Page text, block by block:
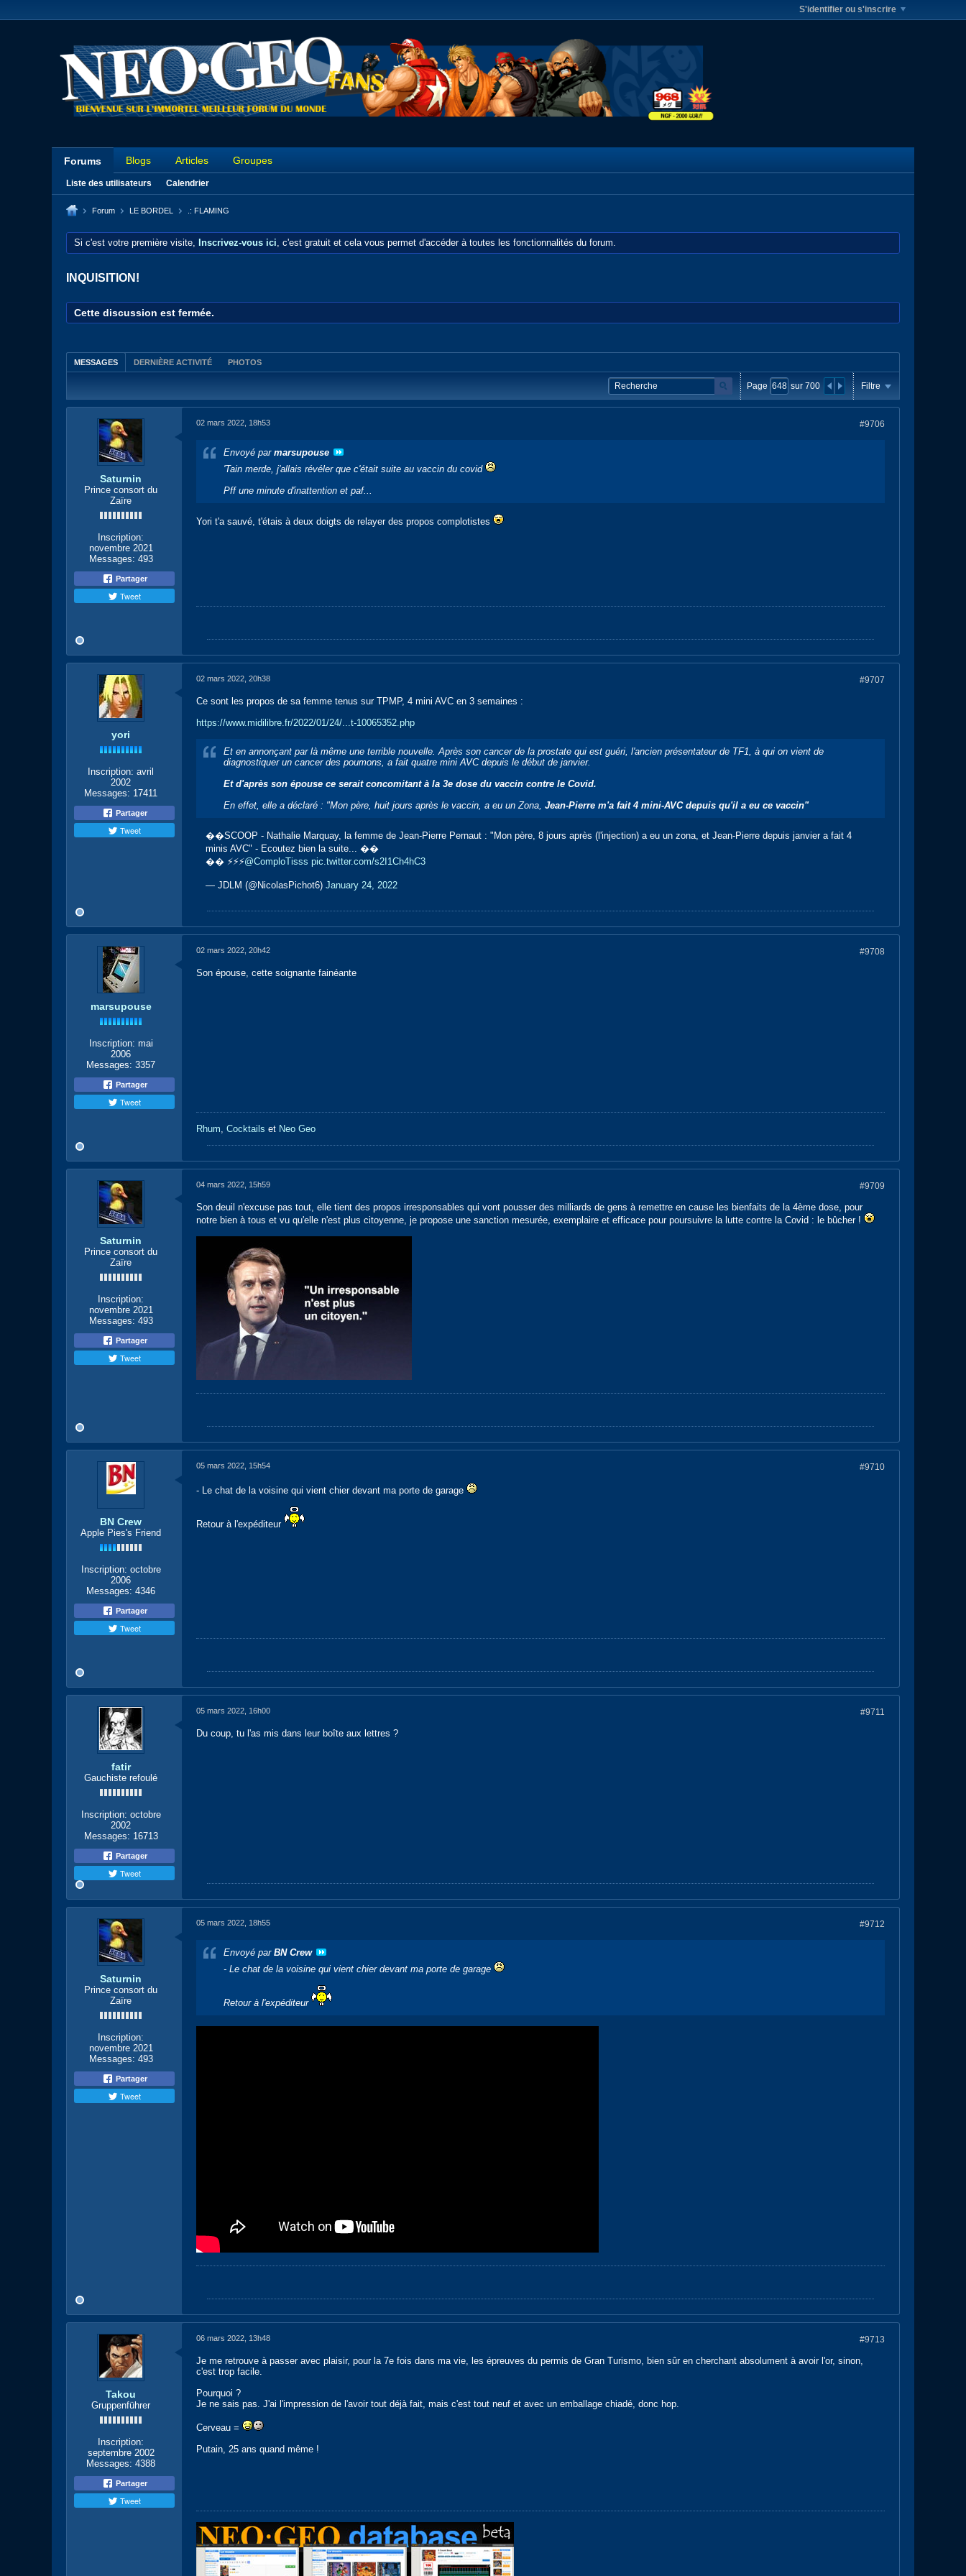
S'identifier ou s'inscrire
Forums Blogs Articles Groupes
Liste des utilisateurs Calendrier
Forum LE BORDEL .: FLAMING
Si c'est votre première visite, Inscrivez-vous ici, c'est gratuit et cela vous permet d'accéder à toutes les fonctionnalités du forum.
INQUISITION!
Cette discussion est fermée.
MESSAGES DERNIÈRE ACTIVITÉ PHOTOS
Page sur 700 Filtre
Saturnin
Prince consort du
Zaïre
Inscription:
novembre 2021
Messages: 493
Partager
Tweet
#9706
02 mars 2022, 18h53
Envoyé par marsupouse
'Tain merde, j'allais révéler que c'était suite au vaccin du covid
Pff une minute d'inattention et paf...
Yori t'a sauvé, t'étais à deux doigts de relayer des propos complotistes
yori
Inscription: avril
2002
Messages: 17411
Partager
Tweet
#9707
02 mars 2022, 20h38
Ce sont les propos de sa femme tenus sur TPMP, 4 mini AVC en 3 semaines :
https://www.midilibre.fr/2022/01/24/...t-10065352.php
Et en annonçant par là même une terrible nouvelle. Après son cancer de la prostate qui est guéri, l'ancien présentateur de TF1, à qui on vient de
diagnostiquer un cancer des poumons, a fait quatre mini AVC depuis le début de janvier.
Et d'après son épouse ce serait concomitant à la 3e dose du vaccin contre le Covid.
En effet, elle a déclaré : "Mon père, huit jours après le vaccin, a eu un Zona, Jean-Pierre m'a fait 4 mini-AVC depuis qu'il a eu ce vaccin"
��SCOOP - Nathalie Marquay, la femme de Jean-Pierre Pernaut : "Mon père, 8 jours après (l'injection) a eu un zona, et Jean-Pierre depuis janvier a fait 4
minis AVC" - Ecoutez bien la suite... ��
�� ⚡️⚡️⚡️@ComploTisss pic.twitter.com/s2I1Ch4hC3
— JDLM (@NicolasPichot6) January 24, 2022
marsupouse
Inscription: mai
2006
Messages: 3357
Partager
Tweet
#9708
02 mars 2022, 20h42
Son épouse, cette soignante fainéante
Rhum, Cocktails et Neo Geo
Saturnin
Prince consort du
Zaïre
Inscription:
novembre 2021
Messages: 493
Partager
Tweet
#9709
04 mars 2022, 15h59
Son deuil n'excuse pas tout, elle tient des propos irresponsables qui vont pousser des milliards de gens à remettre en cause les bienfaits de la 4ème dose, pour
notre bien à tous et vu qu'elle n'est plus citoyenne, je propose une sanction mesurée, exemplaire et efficace pour poursuivre la lutte contre la Covid : le bûcher !
BN Crew
Apple Pies's Friend
Inscription: octobre
2006
Messages: 4346
Partager
Tweet
#9710
05 mars 2022, 15h54
- Le chat de la voisine qui vient chier devant ma porte de garage
Retour à l'expéditeur
fatir
Gauchiste refoulé
Inscription: octobre
2002
Messages: 16713
Partager
Tweet
#9711
05 mars 2022, 16h00
Du coup, tu l'as mis dans leur boîte aux lettres ?
Saturnin
Prince consort du
Zaïre
Inscription:
novembre 2021
Messages: 493
Partager
Tweet
#9712
05 mars 2022, 18h55
Envoyé par BN Crew
- Le chat de la voisine qui vient chier devant ma porte de garage
Retour à l'expéditeur
Takou
Gruppenführer
Inscription:
septembre 2002
Messages: 4388
Partager
Tweet
#9713
06 mars 2022, 13h48
Je me retrouve à passer avec plaisir, pour la 7e fois dans ma vie, les épreuves du permis de Gran Turismo, bien sûr en cherchant absolument à avoir l'or, sinon,
c'est trop facile.
Pourquoi ?
Je ne sais pas. J'ai l'impression de l'avoir tout déjà fait, mais c'est tout neuf et avec un emballage chiadé, donc hop.
Cerveau =
Putain, 25 ans quand même !